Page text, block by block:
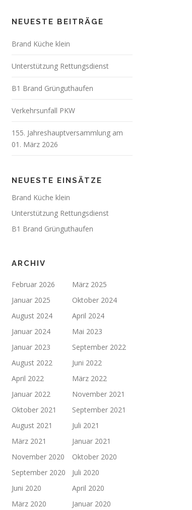
NEUESTE BEITRÄGE
Brand Küche klein
Unterstützung Rettungsdienst
B1 Brand Grünguthaufen
Verkehrsunfall PKW
155. Jahreshauptversammlung am
01. März 2026
NEUESTE EINSÄTZE
Brand Küche klein
Unterstützung Rettungsdienst
B1 Brand Grünguthaufen
ARCHIV
Februar 2026
März 2025
Januar 2025
Oktober 2024
August 2024
April 2024
Januar 2024
Mai 2023
Januar 2023
September 2022
August 2022
Juni 2022
April 2022
März 2022
Januar 2022
November 2021
Oktober 2021
September 2021
August 2021
Juli 2021
März 2021
Januar 2021
November 2020
Oktober 2020
September 2020
Juli 2020
Juni 2020
April 2020
März 2020
Januar 2020